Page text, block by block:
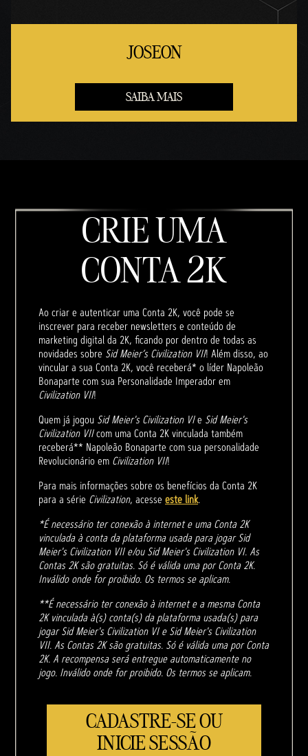
JOSEON
SAIBA MAIS
CRIE UMA
CONTA 2K
Ao criar e autenticar uma Conta 2K, você pode se
inscrever para receber newsletters e conteúdo de
marketing digital da 2K, ficando por dentro de todas as
novidades sobre Sid Meier’s Civilization VII! Além disso, ao
vincular a sua Conta 2K, você receberá* o líder Napoleão
Bonaparte com sua Personalidade Imperador em
Civilization VII!
Quem já jogou Sid Meier's Civilization VIe Sid Meier's
Civilization VIIcom uma Conta 2K vinculada também
receberá** Napoleão Bonaparte com sua personalidade
Revolucionário em Civilization VII!
Para mais informações sobre os benefícios da Conta 2K
para a série Civilization, acesse este link.
*É necessário ter conexão à internet e uma Conta 2K
vinculada à conta da plataforma usada para jogar Sid
Meier's Civilization VII e/ou Sid Meier's Civilization VI. As
Contas 2K são gratuitas. Só é válida uma por Conta 2K.
Inválido onde for proibido. Os termos se aplicam.
**É necessário ter conexão à internet e a mesma Conta
2K vinculada à(s) conta(s) da plataforma usada(s) para
jogar Sid Meier's Civilization VI e Sid Meier's Civilization
VII. As Contas 2K são gratuitas. Só é válida uma por Conta
2K. A recompensa será entregue automaticamente no
jogo. Inválido onde for proibido. Os termos se aplicam.
CADASTRE-SE OU
INICIE SESSÃO